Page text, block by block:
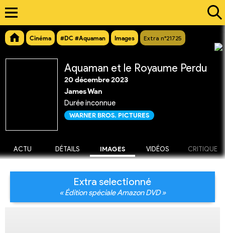
Cinéma #DC #Aquaman Images Extra n°21725
Aquaman et le Royaume Perdu
20 décembre 2023
James Wan
Durée inconnue
WARNER BROS. PICTURES
ACTU DÉTAILS IMAGES VIDÉOS CRITIQUE
Extra selectionné
« Édition spéciale Amazon DVD »